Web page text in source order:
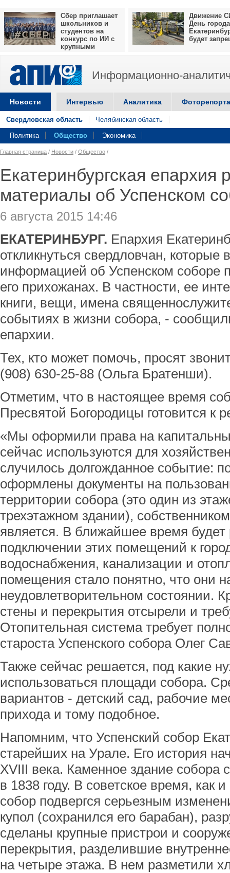
Сбер приглашает
школьников и
студентов на
конкурс по ИИ с
крупными
Движение
День города
будет
Информационно-
Новости Интервью Аналитика
Свердловская область Челябинская область
Политика Общество Экономика
Главная страница / Новости / Общество /
Екатеринбургская епархия
материалы об Успенском
6 августа 2015 14:46
ЕКАТЕРИНБУРГ. Епархия
откликнуться свердловчан, которые
информацией об Успенском соборе
его прихожанах. В частности, ее
книги, вещи, имена
событиях в жизни собора, -
епархии.
Тех, кто может помочь, просят
(908) 630-25-88 (Ольга Братенши).
Отметим, что в настоящее время
Пресвятой Богородицы готовится к
«Мы оформили права на
сейчас используются для
случилось долгожданное событие:
оформлены документы на
территории собора (это один из
трехэтажном здании),
является. В ближайшее время будет
подключении этих помещений к
водоснабжения, канализации и
помещения стало понятно, что они
неудовлетворительном состоянии.
стены и перекрытия отсырели и
Отопительная система требует
староста Успенского собора Олег
Также сейчас решается, под какие
использоваться площади собора.
вариантов - детский сад, рабочие
прихода и тому подобное.
Напомним, что Успенский собор
старейших на Урале. Его история
XVIII века. Каменное здание собора
в 1838 году. В советское время, как
собор подвергся серьезным
купол (сохранился его барабан),
сделаны крупные пристрои и
перекрытия, разделившие
на четыре этажа. В нем разметили